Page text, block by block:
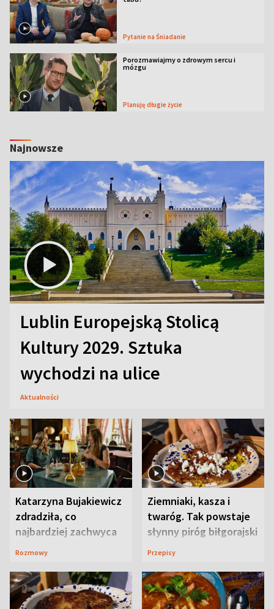
Pytanie na Śniadanie
Porozmawiajmy o zdrowym sercu i
mózgu
Planuję długie życie
Najnowsze
Lublin Europejską Stolicą
Kultury 2029. Sztuka
wychodzi na ulice
Aktualności
Katarzyna Bujakiewicz
zdradziła, co
najbardziej zachwyca
ją w Lublinie
Rozmowy
Ziemniaki, kasza i
twaróg. Tak powstaje
słynny piróg biłgorajski
Przepisy